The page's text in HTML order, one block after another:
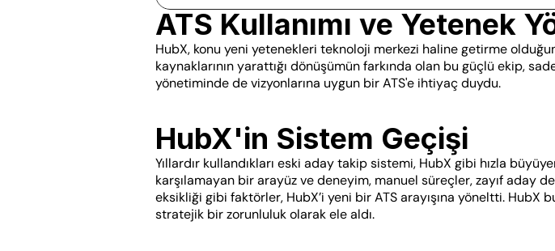
ATS Kullanımı ve Yetenek
HubX, konu yeni yetenekleri teknoloji merkezi haline getirme
kaynaklarının yarattığı dönüşümün farkında olan bu güçlü ekip,
yönetiminde de vizyonlarına uygun bir ATS'e ihtiyaç duydu.
HubX'in Sistem Geçişi
Yıllardır kullandıkları eski aday takip sistemi, HubX gibi hızla
karşılamayan bir arayüz ve deneyim, manuel süreçler, zayıf aday
eksikliği gibi faktörler, HubX’i yeni bir ATS arayışına yöneltti.
stratejik bir zorunluluk olarak ele aldı.